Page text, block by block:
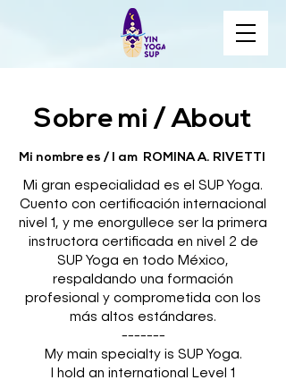
Sobre mi / About
Mi nombre es / I am ROMINA A. RIVETTI
Mi gran especialidad es el SUP Yoga.
Cuento con certificación internacional
nivel 1, y me enorgullece ser la primera
instructora certificada en nivel 2 de
SUP Yoga en todo México,
respaldando una formación
profesional y comprometida con los
más altos estándares.
-------
My main specialty is SUP Yoga.
I hold an international Level 1